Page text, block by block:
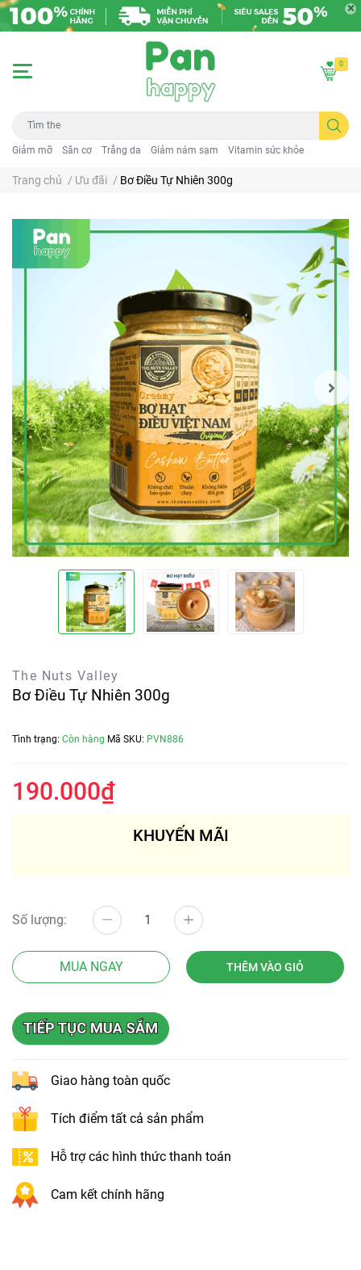
Giảm mỡ Săn cơ Trắng da Giảm nám sạm Vitamin sức khỏe
0
Trang chủ / Ưu đãi / Bơ Điều Tự Nhiên 300g
The Nuts Valley
Bơ Điều Tự Nhiên 300g
Tình trạng: Còn hàng Mã SKU: PVN886
190.000₫
KHUYẾN MÃI
Số lượng:
MUA NGAY THÊM VÀO GIỎ
Giao hàng toàn quốc
Tích điểm tất cả sản phẩm
Hỗ trợ các hình thức thanh toán
Cam kết chính hãng